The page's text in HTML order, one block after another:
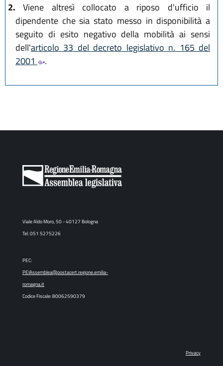
2. Viene altresì collocato a riposo d'ufficio il
dipendente che sia stato messo in disponibilità a
seguito di esito negativo della mobilità ai sensi
dell'articolo 33 del decreto legislativo n. 165 del
2001
.
Viale Aldo Moro, 50 - 40127 Bologna
Tel. 051 5275226
PEC:
PEIAssemblea@postacert.regione.emilia-
romagna.it
Codice Fiscale: 80062590379
Privacy